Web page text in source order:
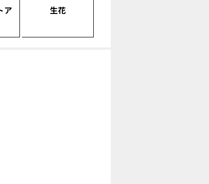
ア 生花